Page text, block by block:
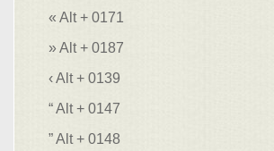
« Alt + 0171
» Alt + 0187
‹ Alt + 0139
“ Alt + 0147
” Alt + 0148